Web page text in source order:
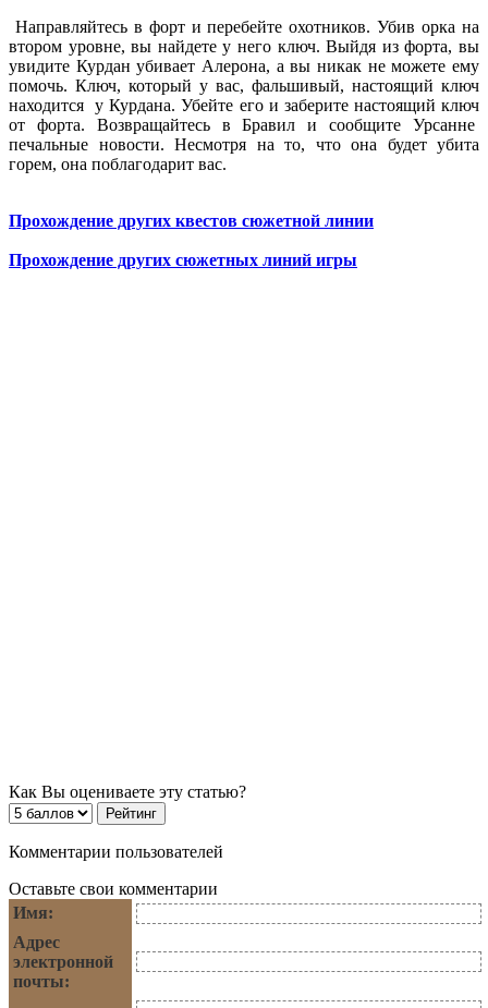
Направляйтесь в форт и перебейте охотников. Убив орка на
втором уровне, вы найдете у него ключ. Выйдя из форта, вы
увидите Курдан убивает Алерона, а вы никак не можете ему
помочь. Ключ, который у вас, фальшивый, настоящий ключ
находится у Курдана. Убейте его и заберите настоящий ключ
от форта. Возвращайтесь в Бравил и сообщите Урсанне
печальные новости. Несмотря на то, что она будет убита
горем, она поблагодарит вас.
Прохождение других квестов сюжетной линии
Прохождение других сюжетных линий игры
Как Вы оцениваете эту статью?
Комментарии пользователей
Оставьте свои комментарии
Имя:
Адрес
электронной
почты: